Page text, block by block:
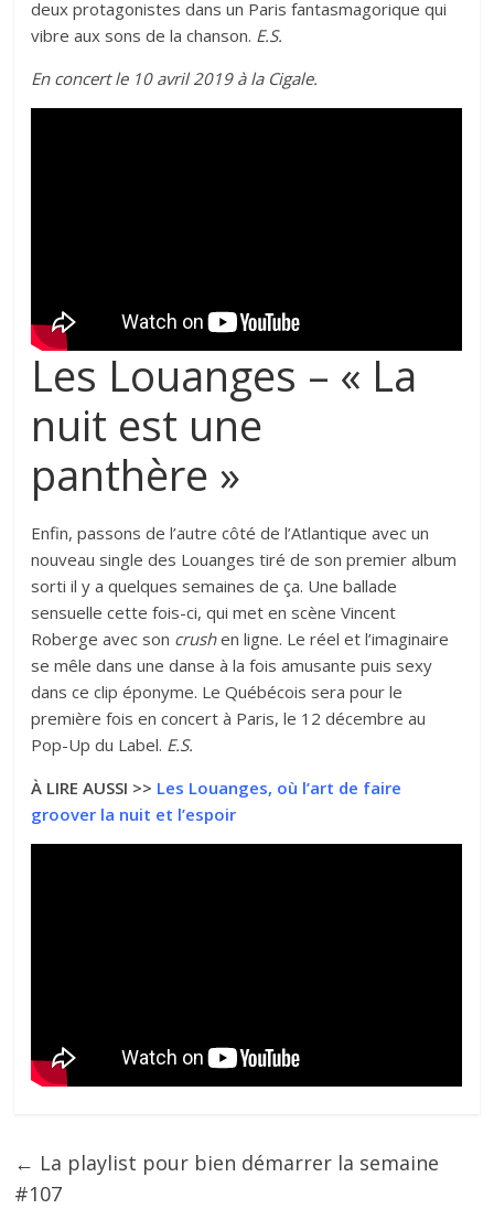
deux protagonistes dans un Paris fantasmagorique qui
vibre aux sons de la chanson. E.S.
En concert le 10 avril 2019 à la Cigale.
Les Louanges – « La
nuit est une
panthère »
Enfin, passons de l’autre côté de l’Atlantique avec un
nouveau single des Louanges tiré de son premier album
sorti il y a quelques semaines de ça. Une ballade
sensuelle cette fois-ci, qui met en scène Vincent
Roberge avec son crushen ligne. Le réel et l’imaginaire
se mêle dans une danse à la fois amusante puis sexy
dans ce clip éponyme. Le Québécois sera pour le
première fois en concert à Paris, le 12 décembre au
Pop-Up du Label. E.S.
À LIRE AUSSI >> Les Louanges, où l’art de faire
groover la nuit et l’espoir
← La playlist pour bien démarrer la semaine
#107